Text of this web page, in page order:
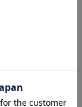
商品のお届け
合、キャンセ
商品です。